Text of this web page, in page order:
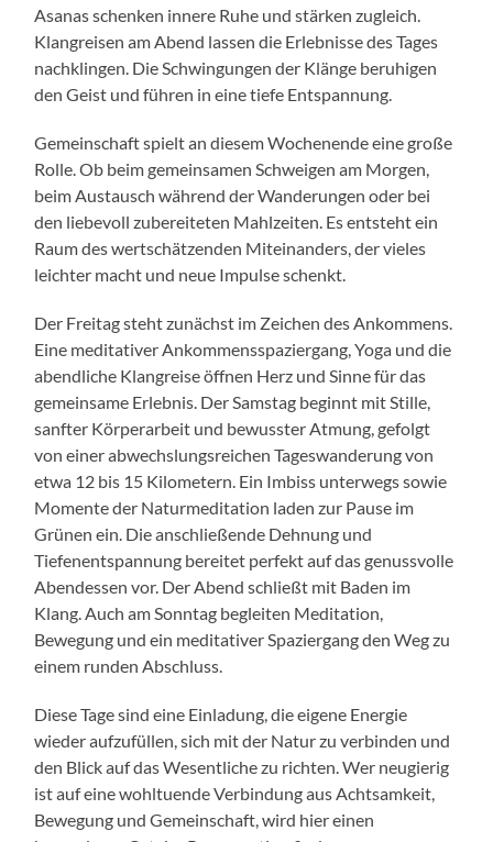
Asanas schenken innere Ruhe und stärken zugleich.
Klangreisen am Abend lassen die Erlebnisse des Tages
nachklingen. Die Schwingungen der Klänge beruhigen
den Geist und führen in eine tiefe Entspannung.
Gemeinschaft spielt an diesem Wochenende eine große
Rolle. Ob beim gemeinsamen Schweigen am Morgen,
beim Austausch während der Wanderungen oder bei
den liebevoll zubereiteten Mahlzeiten. Es entsteht ein
Raum des wertschätzenden Miteinanders, der vieles
leichter macht und neue Impulse schenkt.
Der Freitag steht zunächst im Zeichen des Ankommens.
Eine meditativer Ankommensspaziergang, Yoga und die
abendliche Klangreise öffnen Herz und Sinne für das
gemeinsame Erlebnis. Der Samstag beginnt mit Stille,
sanfter Körperarbeit und bewusster Atmung, gefolgt
von einer abwechslungsreichen Tageswanderung von
etwa 12 bis 15 Kilometern. Ein Imbiss unterwegs sowie
Momente der Naturmeditation laden zur Pause im
Grünen ein. Die anschließende Dehnung und
Tiefenentspannung bereitet perfekt auf das genussvolle
Abendessen vor. Der Abend schließt mit Baden im
Klang. Auch am Sonntag begleiten Meditation,
Bewegung und ein meditativer Spaziergang den Weg zu
einem runden Abschluss.
Diese Tage sind eine Einladung, die eigene Energie
wieder aufzufüllen, sich mit der Natur zu verbinden und
den Blick auf das Wesentliche zu richten. Wer neugierig
ist auf eine wohltuende Verbindung aus Achtsamkeit,
Bewegung und Gemeinschaft, wird hier einen